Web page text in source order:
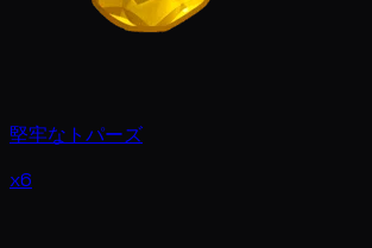
堅牢なトパーズ
x6